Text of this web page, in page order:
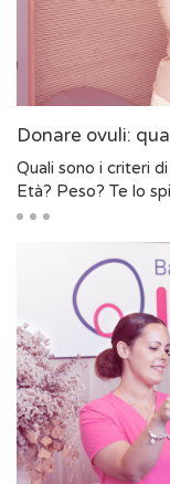
Donare ovuli:
Quali sono i criteri
Età? Peso? Te lo